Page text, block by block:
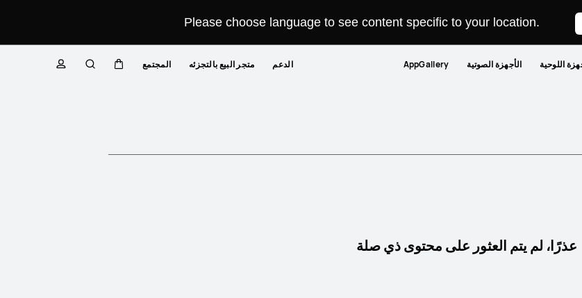
Please choose language to see content specific to your location.
اللوحية الأجهزة الصوتية AppGallery الدعم متجر البيع بالتجزئه المجتمع
عذرًا، لم يتم العثور على محتوى ذي صلة